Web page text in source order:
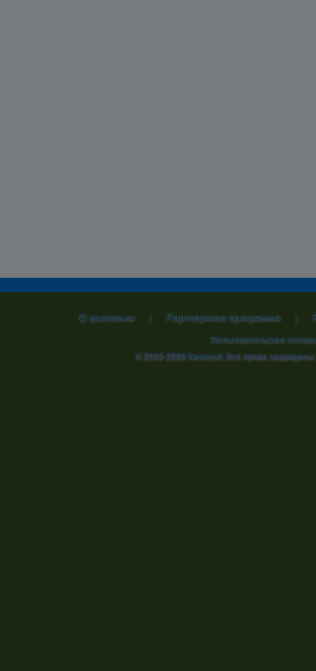
О компании | Партнерская программа |
Пользовательское
© 2002-2026Nevosoft. Все права защищены